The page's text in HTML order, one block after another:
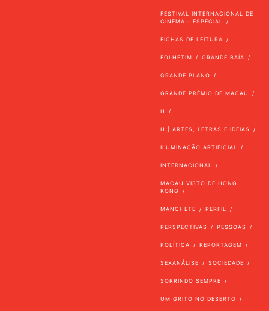
FESTIVAL INTERNACIONAL DE
CINEMA - ESPECIAL
FICHAS DE LEITURA
FOLHETIM GRANDE BAÍA
GRANDE PLANO
GRANDE PRÉMIO DE MACAU
H
H | ARTES, LETRAS E IDEIAS
ILUMINAÇÃO ARTIFICIAL
INTERNACIONAL
MACAU VISTO DE HONG
KONG
MANCHETE PERFIL
PERSPECTIVAS PESSOAS
POLÍTICA REPORTAGEM
SEXANÁLISE SOCIEDADE
SORRINDO SEMPRE
UM GRITO NO DESERTO